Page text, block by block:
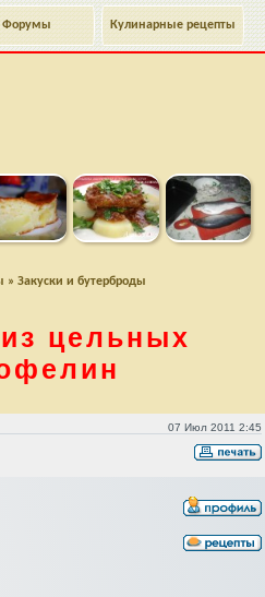
Кулинарные рецепты
Форумы
» Закуски и бутерброды
цельных
07 Июл 2011 2:45